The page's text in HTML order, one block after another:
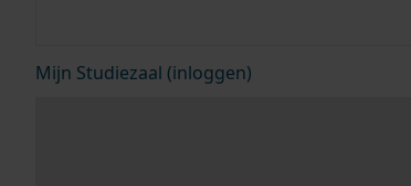
Mijn Studiezaal (inloggen)